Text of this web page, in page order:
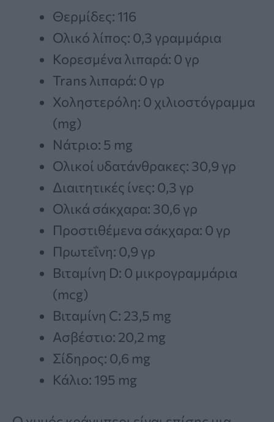
Θερμίδες: 116
Ολικό λίπος: 0,3 γραμμάρια
Κορεσμένα λιπαρά: 0 γρ
Trans λιπαρά: 0 γρ
Χοληστερόλη: 0 χιλιοστόγραμμα
(mg)
Νάτριο: 5 mg
Ολικοί υδατάνθρακες: 30,9 γρ
Διαιτητικές ίνες: 0,3 γρ
Ολικά σάκχαρα: 30,6 γρ
Προστιθέμενα σάκχαρα: 0 γρ
Πρωτεΐνη: 0,9 γρ
Βιταμίνη D: 0 μικρογραμμάρια
(mcg)
Βιταμίνη C: 23,5 mg
Ασβέστιο: 20,2 mg
Σίδηρος: 0,6 mg
Κάλιο: 195 mg